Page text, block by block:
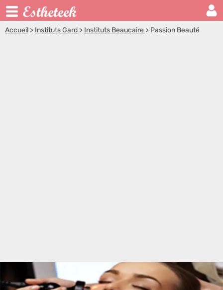
Accueil > Instituts Gard > Instituts Beaucaire > Passion Beauté